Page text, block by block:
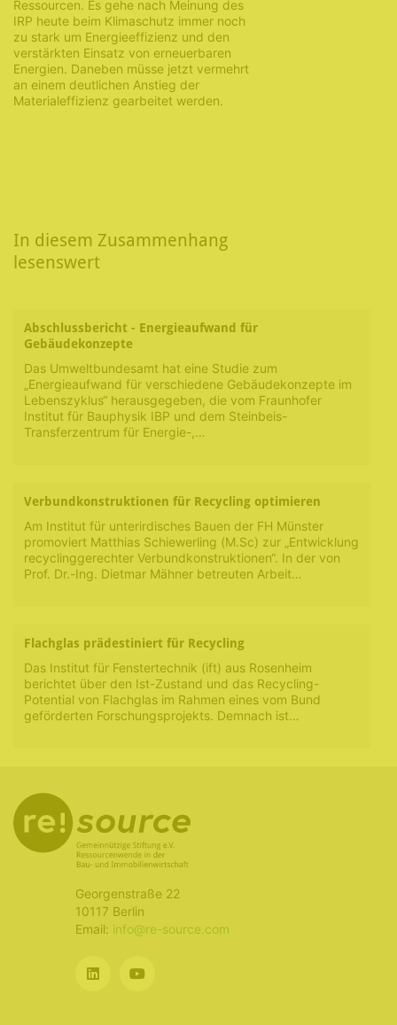
Ressourcen. Es gehe nach Meinung des
IRP heute beim Klimaschutz immer noch
zu stark um Energieeffizienz und den
verstärkten Einsatz von erneuerbaren
Energien. Daneben müsse jetzt vermehrt
an einem deutlichen Anstieg der
Materialeffizienz gearbeitet werden.
In diesem Zusammenhang
lesenswert
Abschlussbericht - Energieaufwand für
Gebäudekonzepte
Das Umweltbundesamt hat eine Studie zum
„Energieaufwand für verschiedene Gebäudekonzepte im
Lebenszyklus“ herausgegeben, die vom Fraunhofer
Institut für Bauphysik IBP und dem Steinbeis-
Transferzentrum für Energie-,…
Verbundkonstruktionen für Recycling optimieren
Am Institut für unterirdisches Bauen der FH Münster
promoviert Matthias Schiewerling (M.Sc) zur „Entwicklung
recyclinggerechter Verbundkonstruktionen“. In der von
Prof. Dr.-Ing. Dietmar Mähner betreuten Arbeit…
Flachglas prädestiniert für Recycling
Das Institut für Fenstertechnik (ift) aus Rosenheim
berichtet über den Ist-Zustand und das Recycling-
Potential von Flachglas im Rahmen eines vom Bund
geförderten Forschungsprojekts. Demnach ist…
Georgenstraße 22
10117 Berlin
Email: info@re-source.com